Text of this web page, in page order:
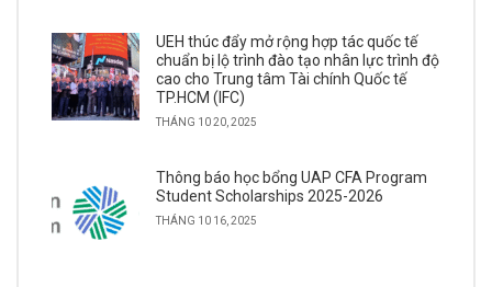
UEH thúc đẩy mở rộng hợp tác quốc tế
chuẩn bị lộ trình đào tạo nhân lực trình độ
cao cho Trung tâm Tài chính Quốc tế
TP.HCM (IFC)
THÁNG 10 20, 2025
Thông báo học bổng UAP CFA Program
Student Scholarships 2025-2026
THÁNG 10 16, 2025